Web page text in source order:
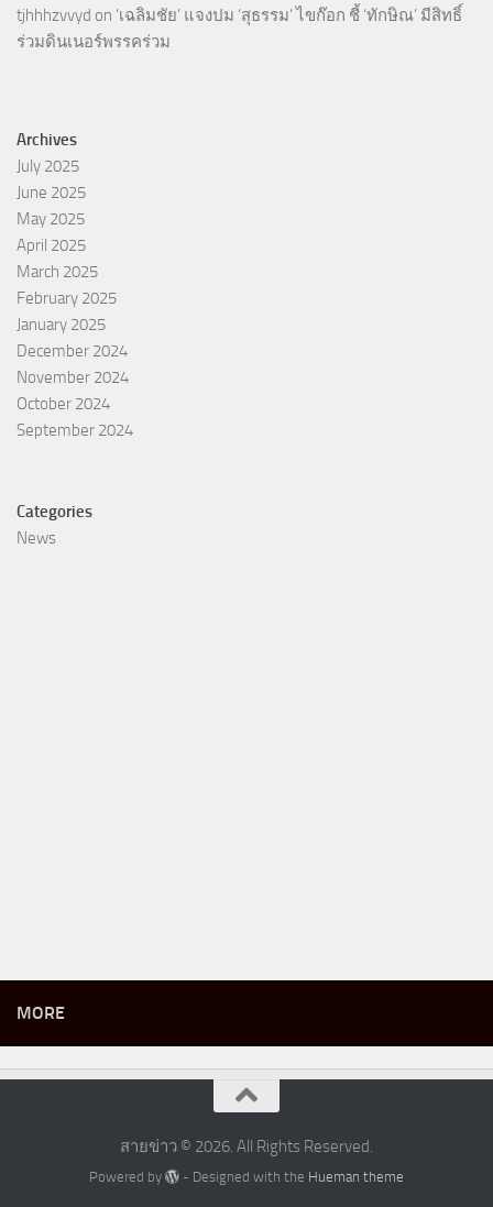
tjhhhzvvyd on ‘เฉลิมชัย’ แจงปม ‘สุธรรม’ ไขก๊อก ชี้ ‘ทักษิณ’ มีสิทธิ์
ร่วมดินเนอร์พรรคร่วม
Archives
July 2025
June 2025
May 2025
April 2025
March 2025
February 2025
January 2025
December 2024
November 2024
October 2024
September 2024
Categories
News
MORE
สายข่าว © 2026. All Rights Reserved.
Powered by - Designed with the Hueman theme